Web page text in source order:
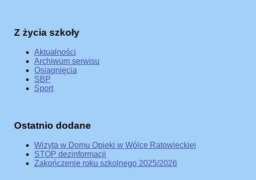
Z życia szkoły
Aktualności
Archiwum serwisu
Osiągnięcia
SBP
Sport
Ostatnio dodane
Wizyta w Domu Opieki w Wólce Ratowieckiej
STOP dezinformacji
Zakończenie roku szkolnego 2025/2026